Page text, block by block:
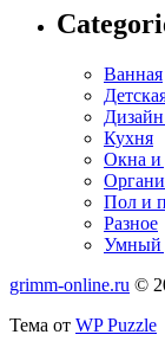
Ванная
Дизайн
Кухня
Окна и
Пол и
Разное
Умный
grimm-online.ru ©
Тема от WP Puzzle